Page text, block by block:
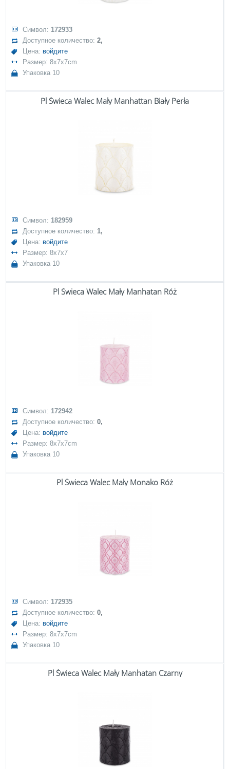
Символ: 172933
Доступное количество:2,
Цена: войдите
Размер: 8x7x7cm
Упаковка 10
Pl Świeca Walec Mały Manhattan Biały Perła
Символ: 182959
Доступное количество:1,
Цена: войдите
Размер: 8x7x7
Упаковка 10
Pl Świeca Walec Mały Manhatan Róż
Символ: 172942
Доступное количество:0,
Цена: войдите
Размер: 8x7x7cm
Упаковка 10
Pl Świeca Walec Mały Monako Róż
Символ: 172935
Доступное количество:0,
Цена: войдите
Размер: 8x7x7cm
Упаковка 10
Pl Świeca Walec Mały Manhatan Czarny